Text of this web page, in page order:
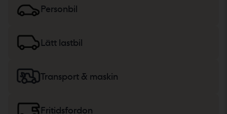
test eller dokumenterats utifrån ett standardiserat
protokoll. Resultatet presenterar vi i
lätta lastbilareller
Personbil
Lätt lastbil
Transport & maskin
Fritidsfordon